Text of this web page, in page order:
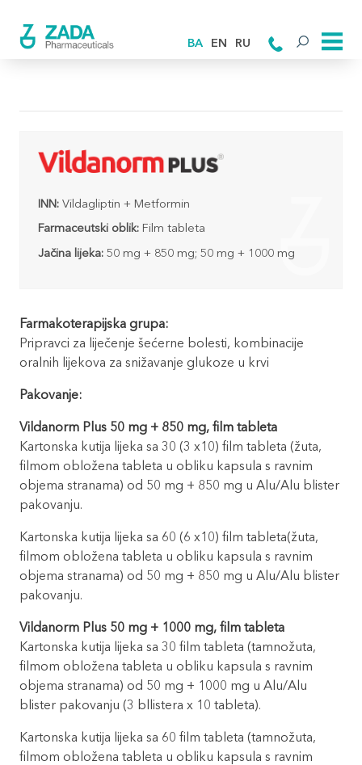
BA EN RU
INN:Vildagliptin + Metformin
Farmaceutski oblik: Film tableta
Jačina lijeka:50 mg + 850 mg; 50 mg + 1000 mg
Farmakoterapijska grupa:
Pripravci za liječenje šećerne bolesti, kombinacije
oralnih lijekova za snižavanje glukoze u krvi
Pakovanje:
Vildanorm Plus 50 mg + 850 mg, film tableta
Kartonska kutija lijeka sa 30 (3 x10) film tableta (žuta,
filmom obložena tableta u obliku kapsula s ravnim
objema stranama) od 50 mg + 850 mg u Alu/Alu blister
pakovanju.
Kartonska kutija lijeka sa 60 (6 x10) film tableta(žuta,
filmom obložena tableta u obliku kapsula s ravnim
objema stranama) od 50 mg + 850 mg u Alu/Alu blister
pakovanju.
Vildanorm Plus 50 mg + 1000 mg, film tableta
Kartonska kutija lijeka sa 30 film tableta (tamnožuta,
filmom obložena tableta u obliku kapsula s ravnim
objema stranama) od 50 mg + 1000 mg u Alu/Alu
blister pakovanju (3 bllistera x 10 tableta).
Kartonska kutija lijeka sa 60 film tableta (tamnožuta,
filmom obložena tableta u obliku kapsula s ravnim